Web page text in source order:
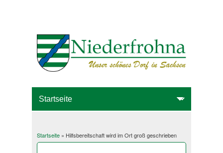
Sie sind hier
Startseite» Hilfsbereitschaft wird im Ort groß geschrieben